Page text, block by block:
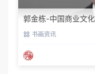
郭金栋-中国商业文
书画资讯